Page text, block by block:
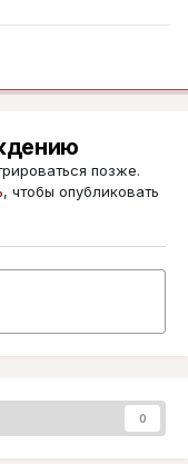
позже.
, чтобы опубликовать
0